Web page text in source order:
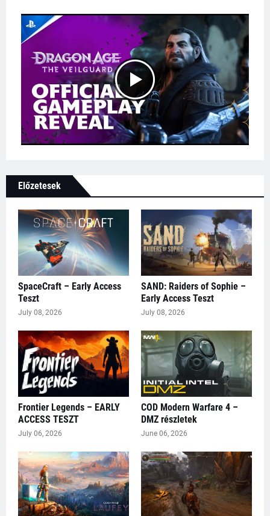
Előzetesek
SpaceCraft – Early Access
Teszt
July 08, 2026
SAND: Raiders of Sophie –
Early Access Teszt
July 08, 2026
Frontier Legends – EARLY
ACCESS TESZT
July 06, 2026
COD Modern Warfare 4 –
DMZ részletek
June 06, 2026